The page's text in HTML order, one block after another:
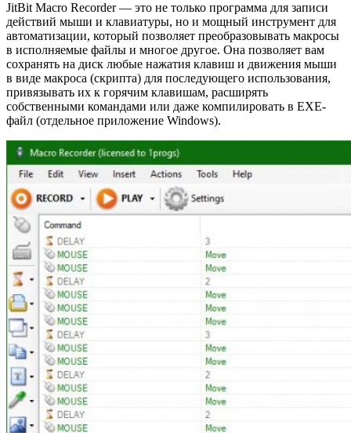
JitBit Macro Recorder — это не только программа для записи
действий мыши и клавиатуры, но и мощный инструмент для
автоматизации, который позволяет преобразовывать макросы
в исполняемые файлы и многое другое. Она позволяет вам
сохранять на диск любые нажатия клавиш и движения мыши
в виде макроса (скрипта) для последующего использования,
привязывать их к горячим клавишам, расширять
собственными командами или даже компилировать в EXE-
файл (отдельное приложение Windows).